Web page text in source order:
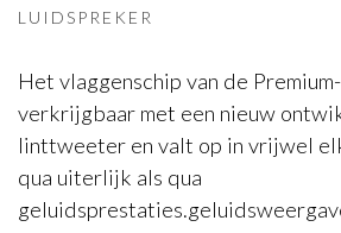
LUIDSPREKER
Het vlaggenschip van de
verkrijgbaar met een nieuw
linttweeter en valt op in vrijwel
qua uiterlijk als qua